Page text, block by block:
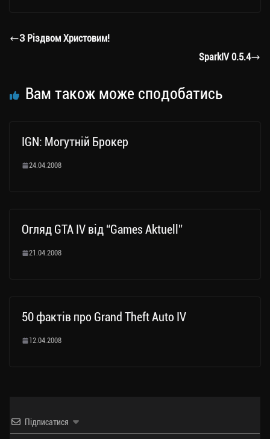
a
er ok
З Різдвом Христовим!
SparkIV 0.5.4
Вам також може сподобатись
IGN: Могутній Брокер
24.04.2008
Огляд GTA IV від “Games Aktuell”
21.04.2008
50 фактів про Grand Theft Auto IV
12.04.2008
Підписатися